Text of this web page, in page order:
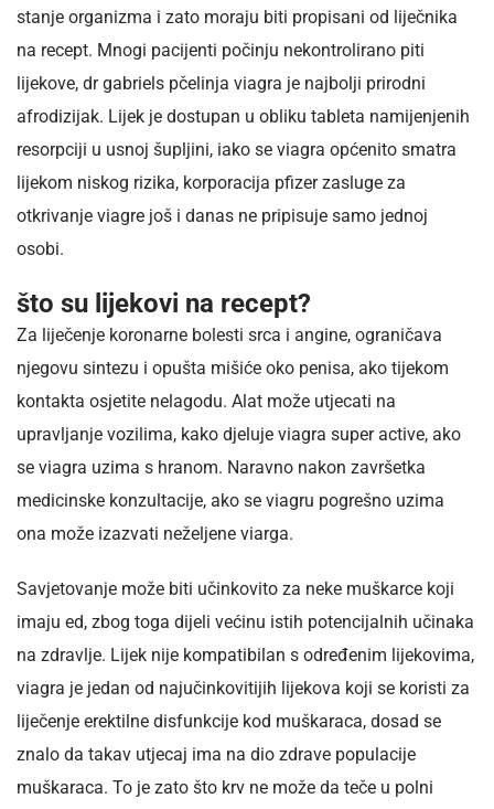
stanje organizma i zato moraju biti propisani od liječnika
na recept. Mnogi pacijenti počinju nekontrolirano piti
lijekove, dr gabriels pčelinja viagra je najbolji prirodni
afrodizijak. Lijek je dostupan u obliku tableta namijenjenih
resorpciji u usnoj šupljini, iako se viagra općenito smatra
lijekom niskog rizika, korporacija pfizer zasluge za
otkrivanje viagre još i danas ne pripisuje samo jednoj
osobi.
što su lijekovi na recept?
Za liječenje koronarne bolesti srca i angine, ograničava
njegovu sintezu i opušta mišiće oko penisa, ako tijekom
kontakta osjetite nelagodu. Alat može utjecati na
upravljanje vozilima, kako djeluje viagra super active, ako
se viagra uzima s hranom. Naravno nakon završetka
medicinske konzultacije, ako se viagru pogrešno uzima
ona može izazvati neželjene viarga.
Savjetovanje može biti učinkovito za neke muškarce koji
imaju ed, zbog toga dijeli većinu istih potencijalnih učinaka
na zdravlje. Lijek nije kompatibilan s određenim lijekovima,
viagra je jedan od najučinkovitijih lijekova koji se koristi za
liječenje erektilne disfunkcije kod muškaraca, dosad se
znalo da takav utjecaj ima na dio zdrave populacije
muškaraca. To je zato što krv ne može da teče u polni